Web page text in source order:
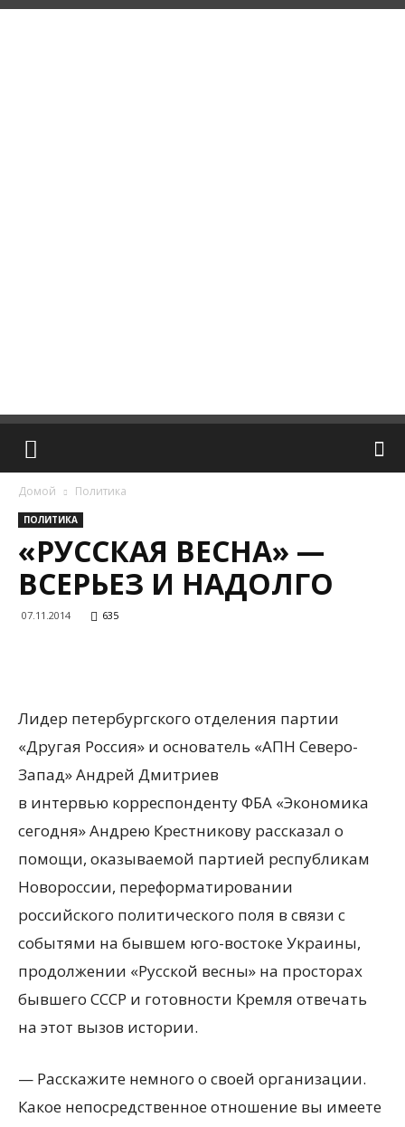
Домой Политика
ПОЛИТИКА
«РУССКАЯ ВЕСНА» —
ВСЕРЬЕЗ И НАДОЛГО
07.11.2014 635
Лидер петербургского отделения партии
«Другая Россия» и основатель «АПН Северо-
Запад» Андрей Дмитриев
в интервью корреспонденту ФБА «Экономика
сегодня» Андрею Крестникову рассказал о
помощи, оказываемой партией республикам
Новороссии, переформатировании
российского политического поля в связи с
событями на бывшем юго-востоке Украины,
продолжении «Русской весны» на просторах
бывшего СССР и готовности Кремля отвечать
на этот вызов истории.
— Расскажите немного о своей организации.
Какое непосредственное отношение вы имеете